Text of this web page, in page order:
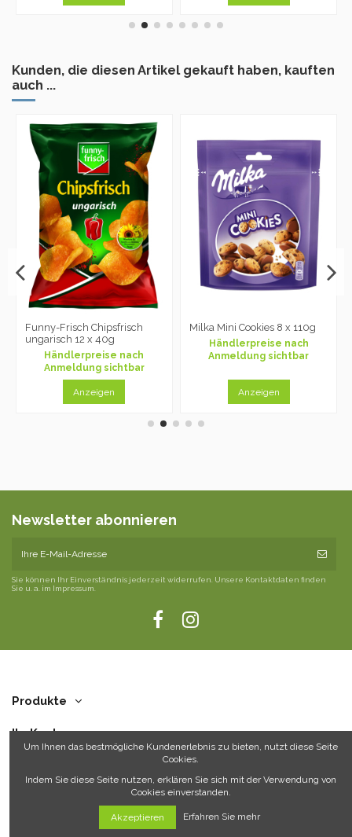
Kunden, die diesen Artikel gekauft haben, kauften
auch ...
Funny-Frisch Chipsfrisch
ungarisch 12 x 40g
Händlerpreise nach
Anmeldung sichtbar
Anzeigen
Milka Mini Cookies 8 x 110g
Händlerpreise nach
Anmeldung sichtbar
Anzeigen
Newsletter abonnieren
Sie können Ihr Einverständnis jederzeit widerrufen. Unsere Kontaktdaten finden
Sie u. a. im Impressum.
Produkte
Ihr Konto
Um Ihnen das bestmögliche Kundenerlebnis zu bieten, nutzt diese Seite
Cookies.
Indem Sie diese Seite nutzen, erklären Sie sich mit der Verwendung von
Cookies einverstanden.
Akzeptieren Erfahren Sie mehr